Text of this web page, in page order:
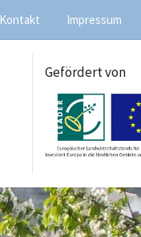
Kontakt Impressum
Gefördert von